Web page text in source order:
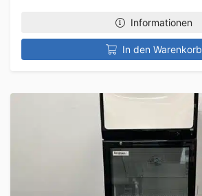
Informationen
In den Warenkorb